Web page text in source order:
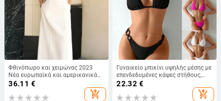
Φθινόπωρο και χειμώνας 2023
Νέα ευρωπαϊκά και αμερικανικά
διασυνοριακά γυναικεία ρούχα,
κομψή ντραπέ φούστα με ψηλή
μέση σε γραμμή Α, μοντέρνα
36.11 €
add_shopping_cart
Γυναικείο μπικίνι υψηλής μέσης με
επενδεδυμένες κάψες στήθους,
μονόχρωμο σχέδιο, ύφασμα
πολυεστέρα 82%, επένδυση από
νάιλον με ελαστάνη 18%
22.32 €
add_shopping_cart